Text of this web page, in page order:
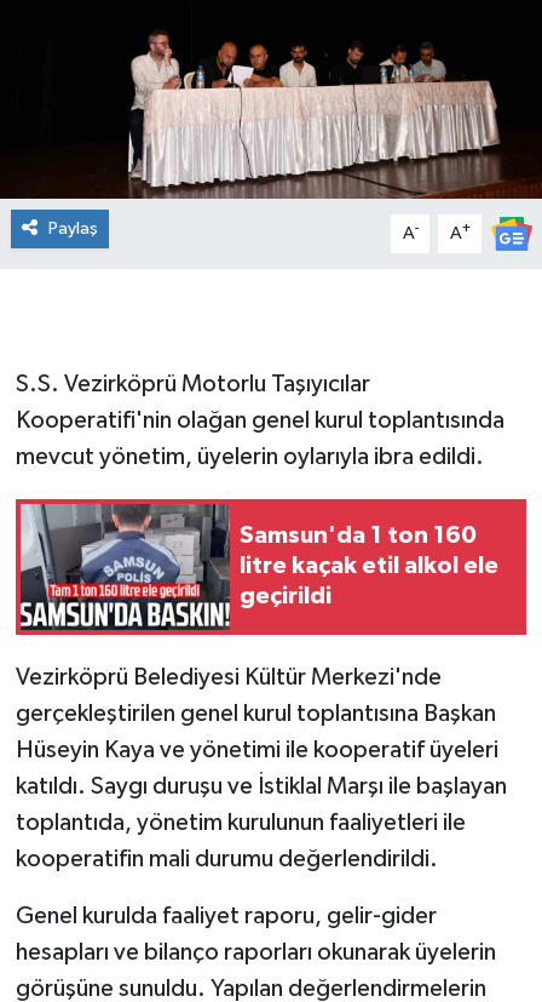
Paylaş A- A+
S.S. Vezirköprü Motorlu Taşıyıcılar
Kooperatifi'nin olağan genel kurul toplantısında
mevcut yönetim, üyelerin oylarıyla ibra edildi.
Samsun'da 1 ton 160
litre kaçak etil alkol ele
geçirildi
Vezirköprü Belediyesi Kültür Merkezi'nde
gerçekleştirilen genel kurul toplantısına Başkan
Hüseyin Kaya ve yönetimi ile kooperatif üyeleri
katıldı. Saygı duruşu ve İstiklal Marşı ile başlayan
toplantıda, yönetim kurulunun faaliyetleri ile
kooperatifin mali durumu değerlendirildi.
Genel kurulda faaliyet raporu, gelir-gider
hesapları ve bilanço raporları okunarak üyelerin
görüşüne sunuldu. Yapılan değerlendirmelerin